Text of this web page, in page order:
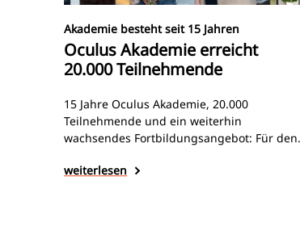
weiterlesen
Akademie besteht seit 15 Jahren
Oculus Akademie erreicht
20.000 Teilnehmende
15 Jahre Oculus Akademie, 20.000
Teilnehmende und ein weiterhin
wachsendes Fortbildungsangebot: Für den
ein wichtiger Baustein für die Sicherung der